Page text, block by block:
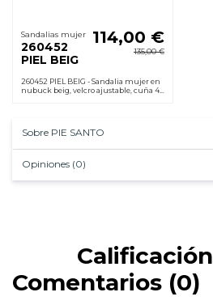
Sandalias mujer
260452
PIEL BEIG
114,00 €
135,00 €
260452 PIEL BEIG - Sandalia mujer en
nubuck beig, velcro ajustable, cuña 4
Sobre PIE SANTO
Opiniones (0)
Calificación
Comentarios (0)